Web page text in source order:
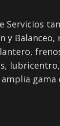
Servicios
y Balanceo,
gama